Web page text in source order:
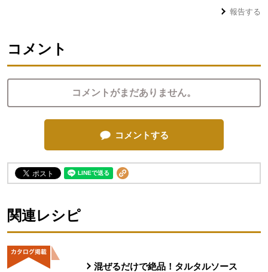
報告する
コメント
コメントがまだありません。
コメントする
関連レシピ
混ぜるだけで絶品！タルタルソース